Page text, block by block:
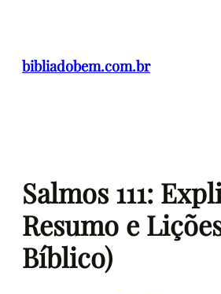
conteúdo
bibliadobem.com.br
Salmos 111:
Resumo e
Bíblico)